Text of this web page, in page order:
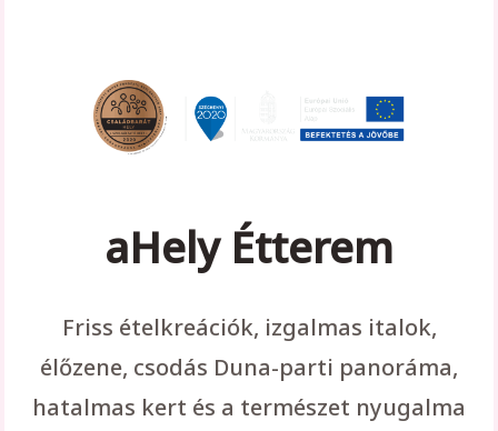
aHely Étterem
Friss ételkreációk, izgalmas italok,
élőzene, csodás Duna-parti panoráma,
hatalmas kert és a természet nyugalma